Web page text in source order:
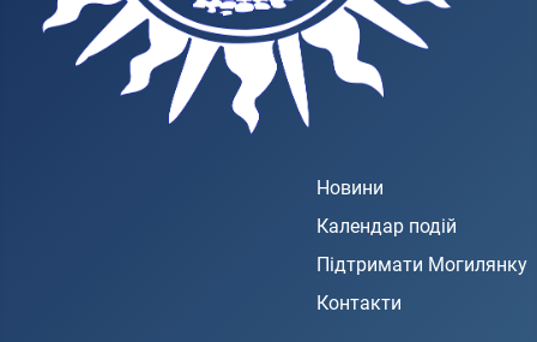
Новини
Календар подій
Підтримати Могилянку
Контакти